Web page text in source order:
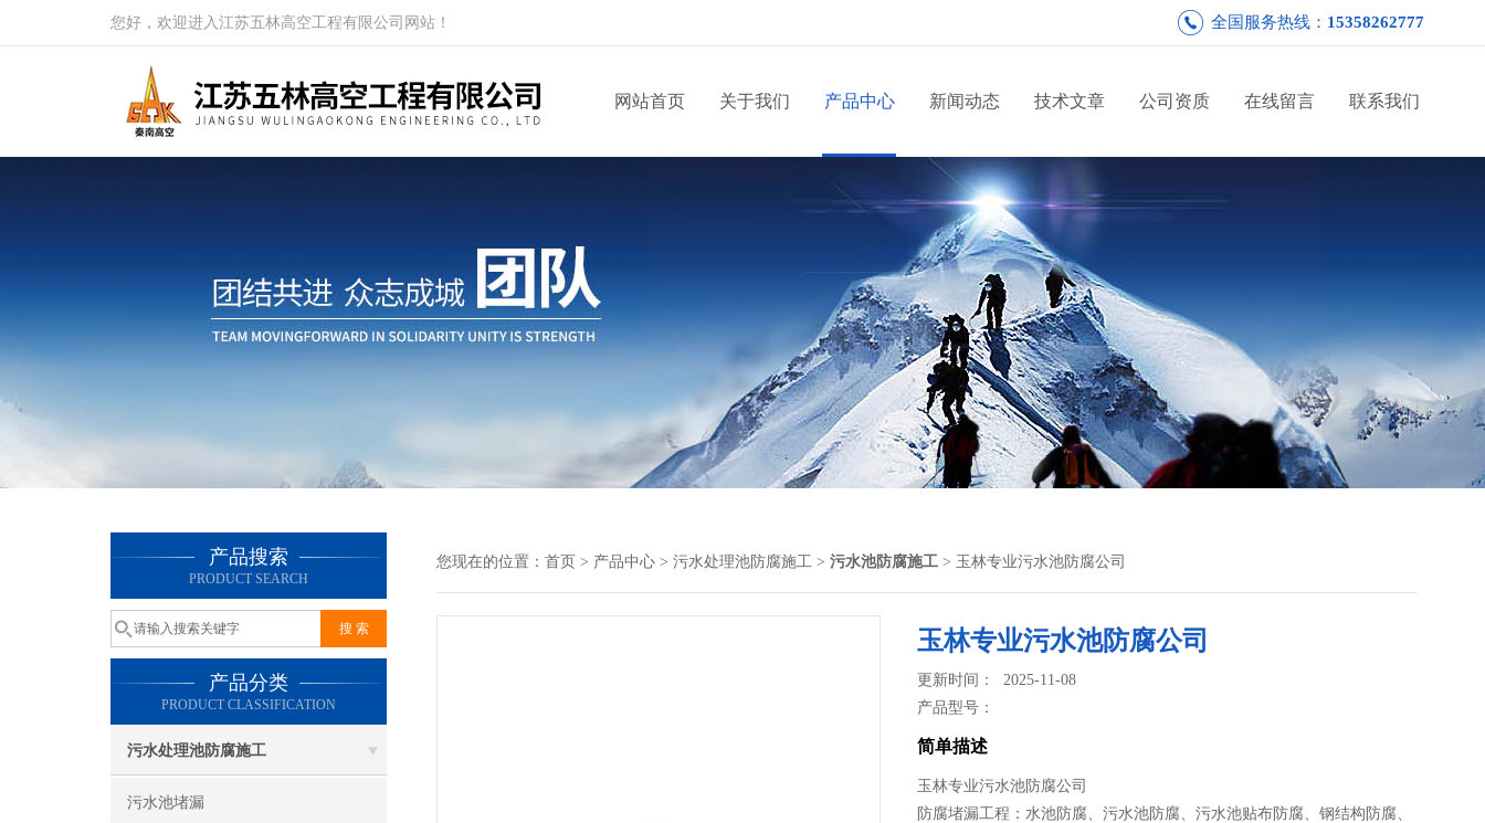
您好，欢迎进入江苏五林高空工程有限公司网站！ 全国服务热线： 15358262777
网站首页 关于我们 产品中心 新闻动态 技术文章 公司资质 在线留言 联系我们
产品搜索
PRODUCT SEARCH
产品分类
PRODUCT CLASSIFICATION
污水处理池防腐施工
污水池堵漏
您现在的位置： 首页 > 产品中心 > 污水处理池防腐施工 > 污水池防腐施工 > 玉林专业污水池防腐公司
玉林专业污水池防腐公司
更新时间： 2025-11-08
产品型号：
简单描述
玉林专业污水池防腐公司
防腐堵漏工程：水池防腐、污水池防腐、污水池贴布防腐、钢结构防腐、